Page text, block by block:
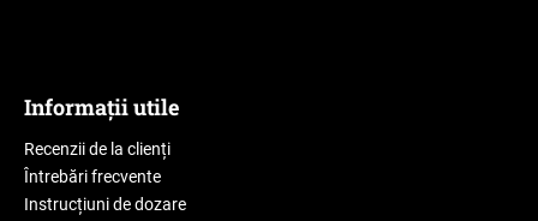
Informații utile
Recenzii de la clienți
Întrebări frecvente
Instrucțiuni de dozare